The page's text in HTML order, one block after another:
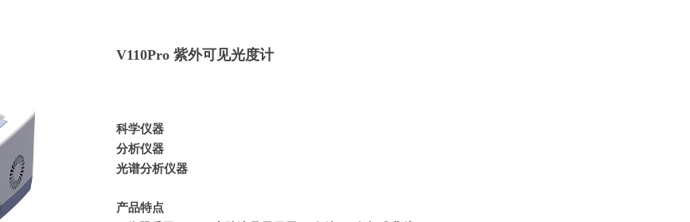
V110Pro 紫外可见光度计
科学仪器
分析仪器
光谱分析仪器
产品特点